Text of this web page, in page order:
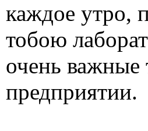
каждое утро,
тобою
очень важные
предприятии.